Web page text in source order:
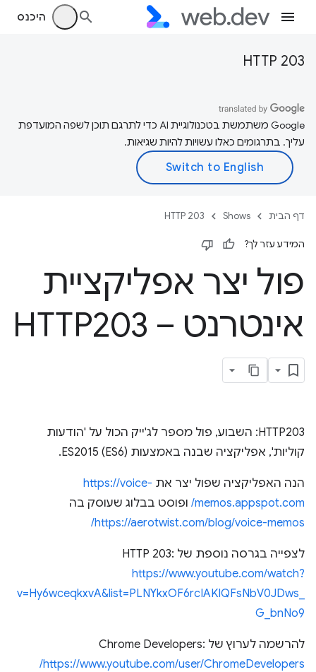
היכנס
HTTP 203
‫Google משתמשת בטכנולוגיית AI כדי לתרגם תוכן לשפה המועדפת
עליך. בתרגומים כאלו עשויות להיות שגיאות.
דף הבית Shows
HTTP 203
המידע עזר לך?
פול יצר אפליקציית
אינטרנט – HTTP203
HTTP203: השבוע, פול מספר לג'ייק הכול על 'הודעות
קוליות', אפליקציה שבנה באמצעות ES2015 (ES6).
הנה האפליקציה שפול יצר את https://voice-
memos.appspot.com/ ופוסט בבלוג שעוסק בה
https://aerotwist.com/blog/voice-memos/
לצפייה בגרסה נוספת של HTTP 203:
https://www.youtube.com/watch?
v=Hy6wceqkxvA&list=PLNYkxOF6rcIAKIQFsNbV0JDws_
G_bnNo9
להרשמה לערוץ של Chrome Developers:
https://www.youtube.com/user/ChromeDevelopers/